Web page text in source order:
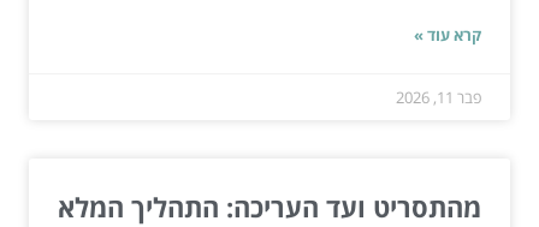
קרא עוד »
פבר 11, 2026
מהתסריט ועד העריכה: התהליך המלא